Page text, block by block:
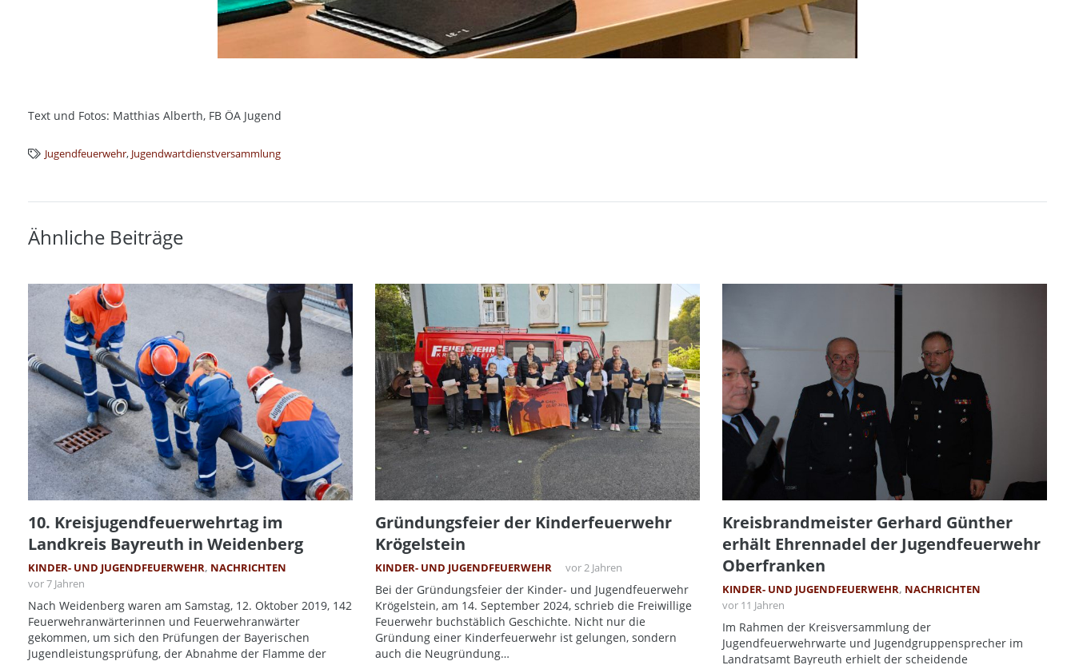
Text und Fotos: Matthias Alberth, FB ÖA Jugend
Jugendfeuerwehr, Jugendwartdienstversammlung
Ähnliche Beiträge
10. Kreisjugendfeuerwehrtag im
Landkreis Bayreuth in Weidenberg
KINDER- UND JUGENDFEUERWEHR, NACHRICHTEN
vor 7 Jahren
Nach Weidenberg waren am Samstag, 12. Oktober 2019, 142
Feuerwehranwärterinnen und Feuerwehranwärter
gekommen, um sich den Prüfungen der Bayerischen
Jugendleistungsprüfung, der Abnahme der Flamme der
Gründungsfeier der Kinderfeuerwehr
Krögelstein
KINDER- UND JUGENDFEUERWEHR vor 2 Jahren
Bei der Gründungsfeier der Kinder- und Jugendfeuerwehr
Krögelstein, am 14. September 2024, schrieb die Freiwillige
Feuerwehr buchstäblich Geschichte. Nicht nur die
Gründung einer Kinderfeuerwehr ist gelungen, sondern
auch die Neugründung…
Kreisbrandmeister Gerhard Günther
erhält Ehrennadel der Jugendfeuerwehr
Oberfranken
KINDER- UND JUGENDFEUERWEHR, NACHRICHTEN
vor 11 Jahren
Im Rahmen der Kreisversammlung der
Jugendfeuerwehrwarte und Jugendgruppensprecher im
Landratsamt Bayreuth erhielt der scheidende